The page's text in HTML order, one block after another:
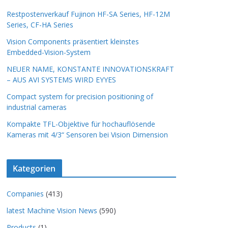
Restpostenverkauf Fujinon HF-SA Series, HF-12M
Series, CF-HA Series
Vision Components präsentiert kleinstes
Embedded-Vision-System
NEUER NAME, KONSTANTE INNOVATIONSKRAFT
– AUS AVI SYSTEMS WIRD EYYES
Compact system for precision positioning of
industrial cameras
Kompakte TFL-Objektive für hochauflösende
Kameras mit 4/3“ Sensoren bei Vision Dimension
Kategorien
Companies (413)
latest Machine Vision News (590)